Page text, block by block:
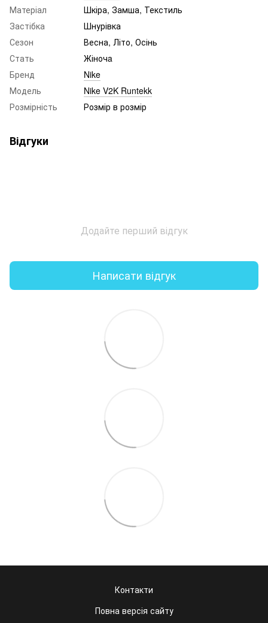
Матеріал
Шкіра, Замша, Текстиль
Застібка
Шнурівка
Сезон
Весна, Літо, Осінь
Стать
Жіночa
Бренд
Nike
Модель
Nike V2K Runtekk
Розмірність
Розмір в розмір
Відгуки
Додайте перший відгук
Написати відгук
Контакти
Повна версія сайту